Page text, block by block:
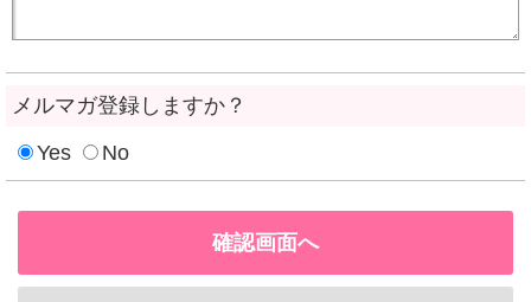
メルマガ登録しますか？
Yes
No